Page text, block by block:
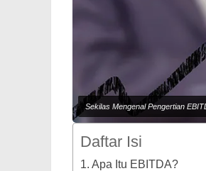
Sekilas Mengenal Pengertian
Daftar Isi
Apa Itu EBITDA?